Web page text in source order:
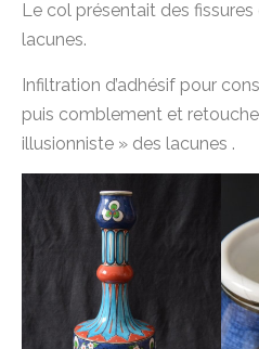
Le col présentait des
lacunes.
Infiltration d’adhésif pour
puis comblement et
illusionniste » des lacunes .